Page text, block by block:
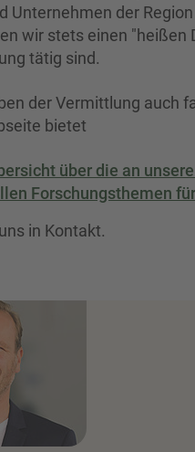
Unternehmen der
wir stets einen
tätig sind.
der Vermittlung auch
bietet
über die an
Forschungsthemen
in Kontakt.